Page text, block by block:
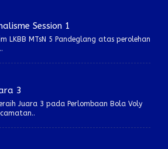
Session 1
LKBB MTsN 5 Pandeglang atas perolehan
3
Juara 3 pada Perlombaan Bola Voly